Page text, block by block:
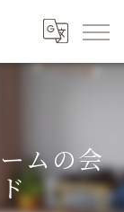
ムの会